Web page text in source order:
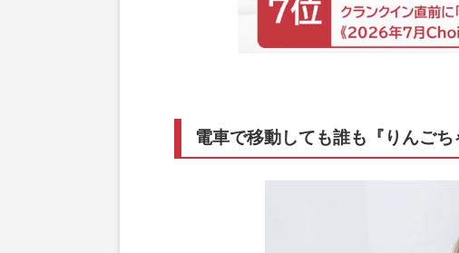
電車で移動しても誰も『りんご